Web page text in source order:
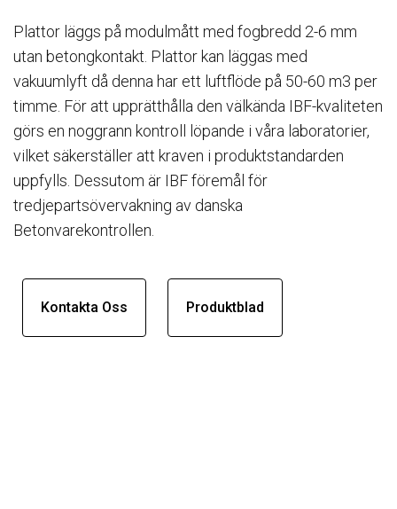
Plattor läggs på modulmått med fogbredd 2-6 mm
utan betongkontakt. Plattor kan läggas med
vakuumlyft då denna har ett luftflöde på 50-60 m3 per
timme. För att upprätthålla den välkända IBF-kvaliteten
görs en noggrann kontroll löpande i våra laboratorier,
vilket säkerställer att kraven i produktstandarden
uppfylls. Dessutom är IBF föremål för
tredjepartsövervakning av danska
Betonvarekontrollen.
Kontakta Oss Produktblad